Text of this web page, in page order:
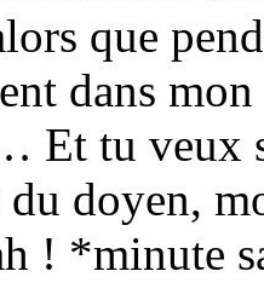
que
dans
Et tu veux
doyen,
! *minute